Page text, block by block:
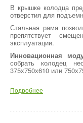
В крышке колодца
отверстия для
Стальная рама
препятствует
эксплуатации.
Инновационная
собрать колодец
375х750х610 или
Подробнее